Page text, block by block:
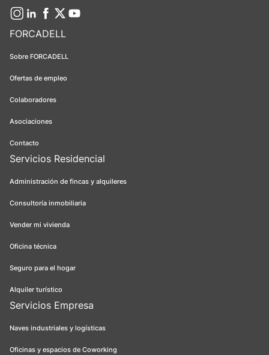
FORCADELL
Sobre FORCADELL
Ofertas de empleo
Colaboradores
Asociaciones
Contacto
Servicios Residencial
Administración de fincas y alquileres
Consultoría inmobiliaria
Vender mi vivienda
Oficina técnica
Seguro para el hogar
Alquiler turístico
Servicios Empresa
Naves industriales y logísticas
Oficinas y espacios de Coworking